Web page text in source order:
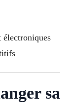
électroniques
sa